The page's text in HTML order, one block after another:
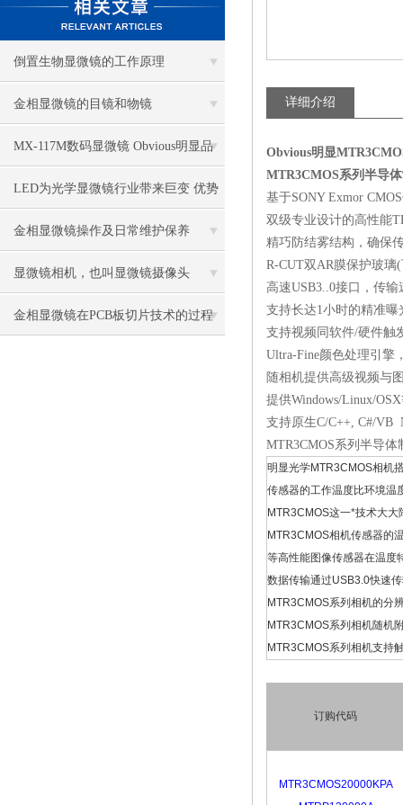
倒置生物显微镜的工作原理
金相显微镜的目镜和物镜
MX-117M数码显微镜 Obvious明显品
牌值得推荐
LED为光学显微镜行业带来巨变 优势
比传统卤素更明显
金相显微镜操作及日常维护保养
显微镜相机，也叫显微镜摄像头
金相显微镜在PCB板切片技术的过程
详细介绍
Obvious明显
MTR3CMOS系列半导
基于SONY Exmor
双级专业设计的高性能
精巧防结雾结构，确保
R-CUT双AR膜保护玻璃
高速USB3..0接口，传输
支持长达1小时的精准曝
支持视频同软件/硬件触
Ultra-Fine颜色处理引擎
随相机提供高级视频与
提供Windows/Linux/
支持原生C/C++, C#/VB
MTR3CMOS系列半导体
明显光学MTR3CMOS相机
传感器的工作温度比环境温
MTR3CMOS这一*技术大
MTR3CMOS相机传感器的
等高性能图像传感器在温度
数据传输通过USB3.0快速
MTR3CMOS系列相机的分
MTR3CMOS系列相机随机
MTR3CMOS系列相机支持
订购代码
MTR3CMOS20000KPA